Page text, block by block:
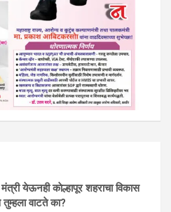
येऊनही काेल्हापूर शहराचा विकास
वाटते का?